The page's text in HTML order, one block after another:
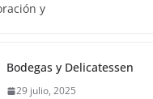
y
Bodegas y Delicatessen
29 julio, 2025